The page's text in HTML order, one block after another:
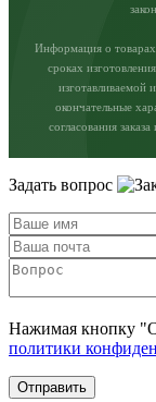
Информация о
сроках
изготавливаемой
окончательные
согласования
Задать вопрос
Нажимая кнопку
политики
Отправить